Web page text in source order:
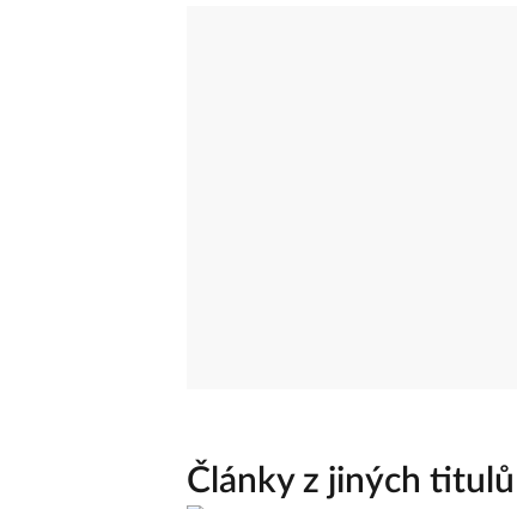
Články z jiných titulů